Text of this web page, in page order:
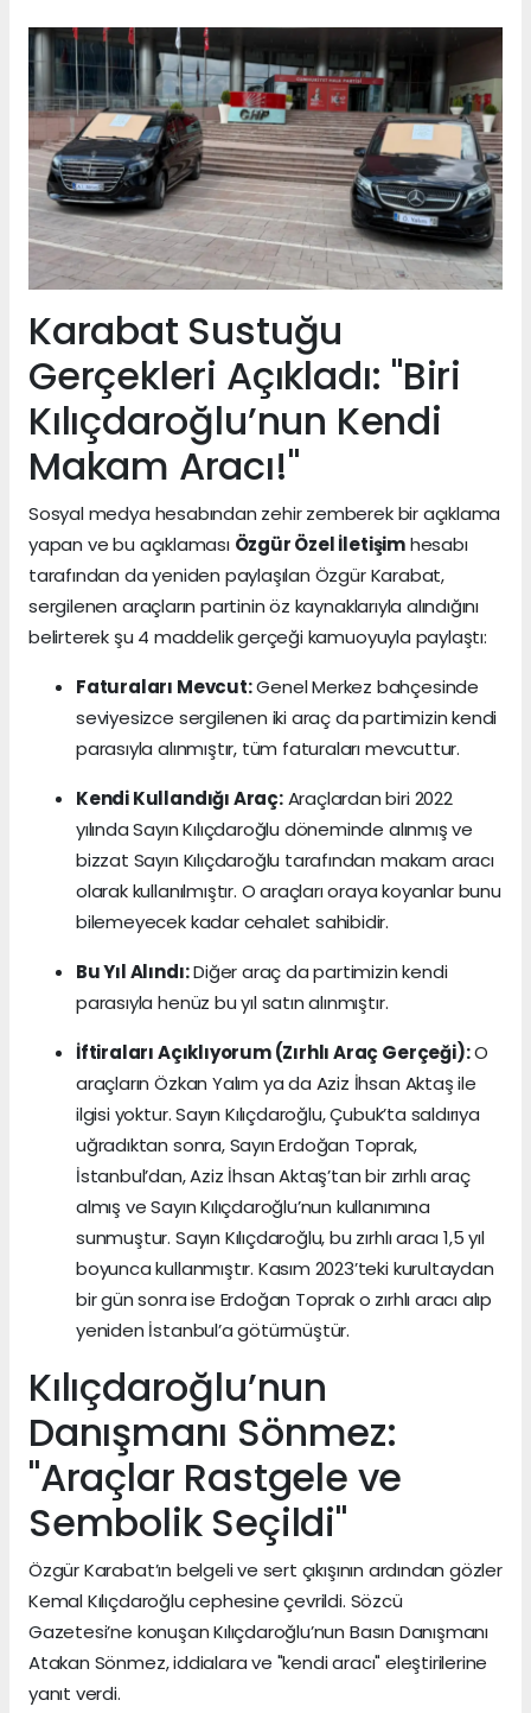
Karabat Sustuğu
Gerçekleri Açıkladı: "Biri
Kılıçdaroğlu’nun Kendi
Makam Aracı!"
Sosyal medya hesabından zehir zemberek bir açıklama
yapan ve bu açıklaması Özgür Özel İletişimhesabı
tarafından da yeniden paylaşılan Özgür Karabat,
sergilenen araçların partinin öz kaynaklarıyla alındığını
belirterek şu 4 maddelik gerçeği kamuoyuyla paylaştı:
Faturaları Mevcut:Genel Merkez bahçesinde
seviyesizce sergilenen iki araç da partimizin kendi
parasıyla alınmıştır, tüm faturaları mevcuttur.
Kendi Kullandığı Araç:Araçlardan biri 2022
yılında Sayın Kılıçdaroğlu döneminde alınmış ve
bizzat Sayın Kılıçdaroğlu tarafından makam aracı
olarak kullanılmıştır. O araçları oraya koyanlar bunu
bilemeyecek kadar cehalet sahibidir.
Bu Yıl Alındı:Diğer araç da partimizin kendi
parasıyla henüz bu yıl satın alınmıştır.
İftiraları Açıklıyorum (Zırhlı Araç Gerçeği):O
araçların Özkan Yalım ya da Aziz İhsan Aktaş ile
ilgisi yoktur. Sayın Kılıçdaroğlu, Çubuk’ta saldırıya
uğradıktan sonra, Sayın Erdoğan Toprak,
İstanbul’dan, Aziz İhsan Aktaş’tan bir zırhlı araç
almış ve Sayın Kılıçdaroğlu’nun kullanımına
sunmuştur. Sayın Kılıçdaroğlu, bu zırhlı aracı 1,5 yıl
boyunca kullanmıştır. Kasım 2023’teki kurultaydan
bir gün sonra ise Erdoğan Toprak o zırhlı aracı alıp
yeniden İstanbul’a götürmüştür.
Kılıçdaroğlu’nun
Danışmanı Sönmez:
"Araçlar Rastgele ve
Sembolik Seçildi"
Özgür Karabat’ın belgeli ve sert çıkışının ardından gözler
Kemal Kılıçdaroğlu cephesine çevrildi. Sözcü
Gazetesi’ne konuşan Kılıçdaroğlu’nun Basın Danışmanı
Atakan Sönmez, iddialara ve "kendi aracı" eleştirilerine
yanıt verdi.